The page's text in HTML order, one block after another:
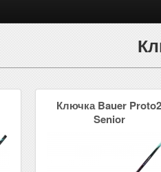
Ключка Bauer
Senior